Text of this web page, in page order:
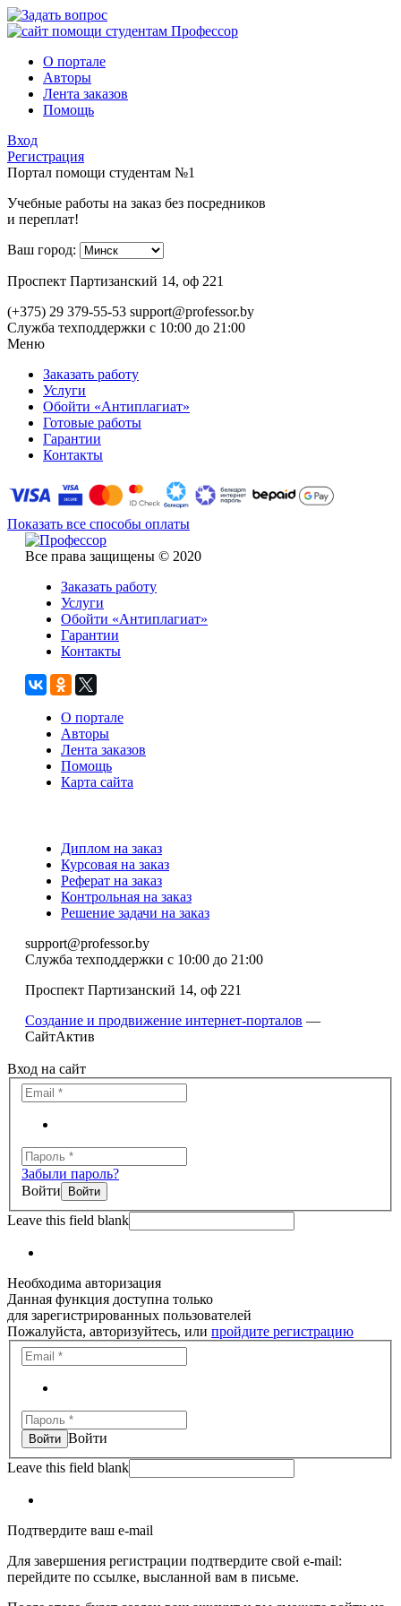
О портале
Авторы
Лента заказов
Помощь
Вход
Регистрация
Портал помощи студентам №1
Учебные работы на заказ без посредников
и переплат!
Ваш город:
Проспект Партизанский 14, оф 221
(+375) 29 379-55-53 support@professor.by
Служба техподдержки с 10:00 до 21:00
Меню
Заказать работу
Услуги
Обойти «Антиплагиат»
Готовые работы
Гарантии
Контакты
Показать все способы оплаты
Все права защищены © 2020
Заказать работу
Услуги
Обойти «Антиплагиат»
Гарантии
Контакты
О портале
Авторы
Лента заказов
Помощь
Карта сайта
Диплом на заказ
Курсовая на заказ
Реферат на заказ
Контрольная на заказ
Решение задачи на заказ
support@professor.by
Служба техподдержки с 10:00 до 21:00
Проспект Партизанский 14, оф 221
Создание и продвижение интернет-порталов —
СайтАктив
Вход на сайт
Забыли пароль?
Войти
Leave this field blank
Необходима авторизация
Данная функция доступна только
для зарегистрированных пользователей
Пожалуйста, авторизуйтесь, или пройдите регистрацию
Войти
Leave this field blank
Подтвердите ваш e-mail
Для завершения регистрации подтвердите свой e-mail:
перейдите по ссылке, высланной вам в письме.